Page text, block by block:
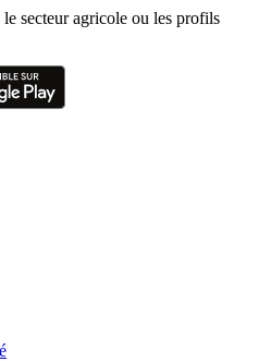
secteur agricole ou les profils